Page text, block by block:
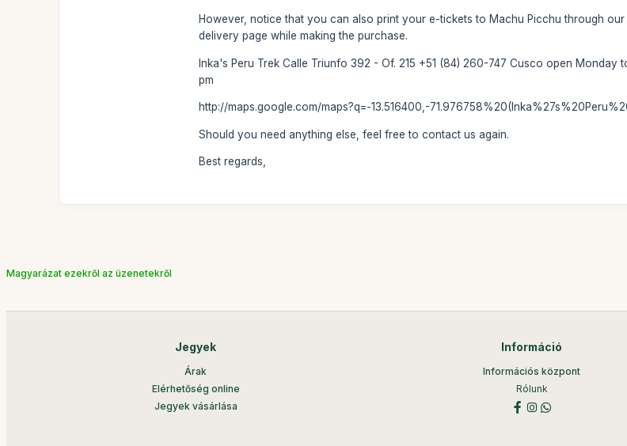
However, notice that you can also print your e-tickets to Machu Picchu through
delivery page while making the purchase.
Inka's Peru Trek Calle Triunfo 392 - Of. 215 +51 (84) 260-747 Cusco open
pm
http://maps.google.com/maps?q=-13.516400,-
Should you need anything else, feel free to contact us again.
Best regards,
Magyarázat ezekről az üzenetekről
Jegyek
Árak
Elérhetőség online
Jegyek vásárlása
Információ
Információs központ
Rólunk